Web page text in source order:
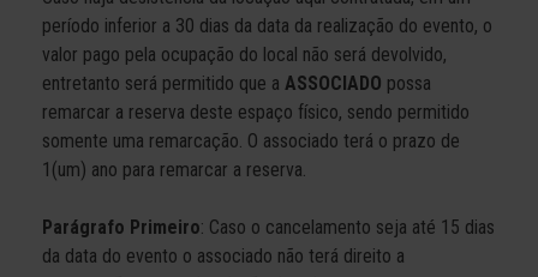
período inferior a 30 dias da data da realização do evento, o
valor pago pela ocupação do local não será devolvido,
entretanto será permitido que a ASSOCIADO possa
remarcar a reserva deste espaço físico, sendo permitido
somente uma remarcação. O associado terá o prazo de
1(um) ano para remarcar a reserva.
Parágrafo Primeiro: Caso o cancelamento seja até 15 dias
da data do evento o associado não terá direito a